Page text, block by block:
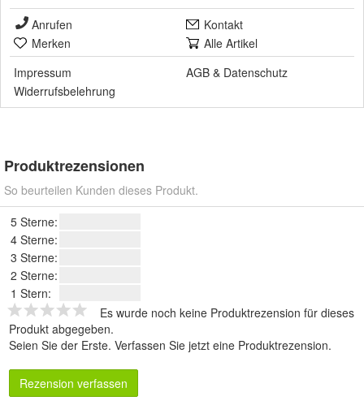
Anrufen
Kontakt
Merken
Alle Artikel
Impressum
AGB & Datenschutz
Widerrufsbelehrung
Produktrezensionen
So beurteilen Kunden dieses Produkt.
5 Sterne:
4 Sterne:
3 Sterne:
2 Sterne:
1 Stern:
Es wurde noch keine Produktrezension für dieses
Produkt abgegeben.
Seien Sie der Erste. Verfassen Sie jetzt eine Produktrezension.
Rezension verfassen